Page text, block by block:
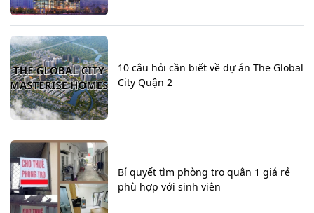
10 câu hỏi cần biết về dự án The Global
City Quận 2
Bí quyết tìm phòng trọ quận 1 giá rẻ
phù hợp với sinh viên